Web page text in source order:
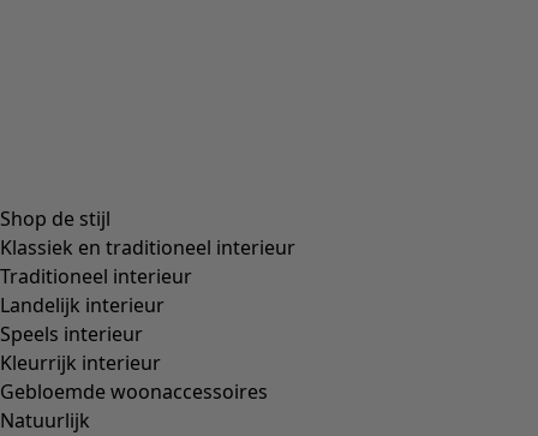
Shop de stijl
Klassiek en traditioneel interieur
Traditioneel interieur
Landelijk interieur
Speels interieur
Kleurrijk interieur
Gebloemde woonaccessoires
Natuurlijk